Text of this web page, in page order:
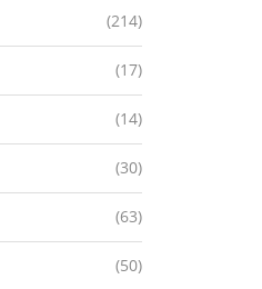
(214)
(17)
(14)
(30)
(63)
(50)